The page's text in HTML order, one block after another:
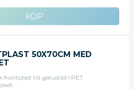
50X70CM MED
frontplast till gatuställ i PET